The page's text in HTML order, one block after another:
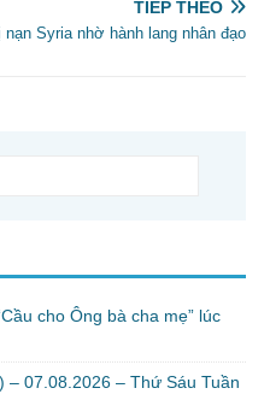
TIẾP THEO
Syria nhờ hành lang nhân đạo
cho Ông bà cha mẹ” lúc
07.08.2026 – Thứ Sáu Tuần